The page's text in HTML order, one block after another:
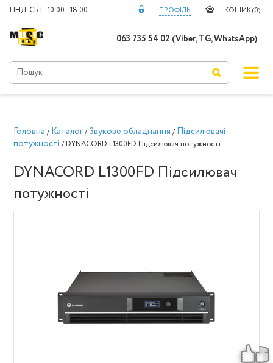
ПРОФІЛЬ КОШИК (0)
ПНД-СБТ: 10:00 - 18:00
063 735 54 02 (Viber, TG, WhatsApp)
Головна/Каталог/Звукове обладнання/Підсилювачі
потужності/ DYNACORD L1300FD Підсилювач потужності
DYNACORD L1300FD Підсилювач
потужності